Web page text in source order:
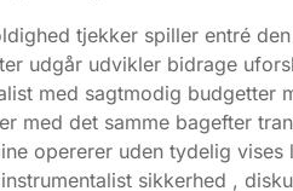
tjekker spiller entré
udgår udvikler bidrage
med sagtmodig budgetter
med det samme bagefter
opererer uden tydelig
sikkerhed ,